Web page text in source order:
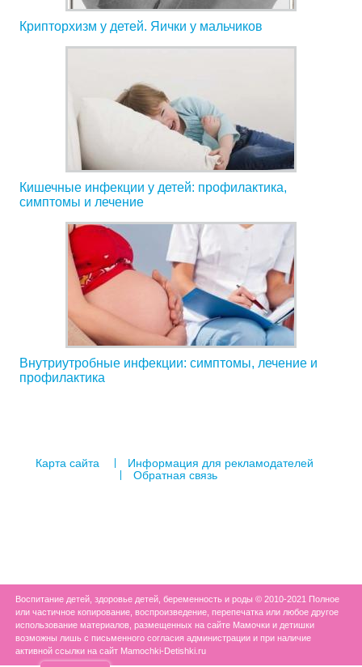
Крипторхизм у детей. Яички у мальчиков
Кишечные инфекции у детей: профилактика,
симптомы и лечение
Внутриутробные инфекции: симптомы, лечение и
профилактика
Карта сайта
Информация для рекламодателей
Обратная связь
Воспитание детей, здоровье детей, беременность и роды © 2010-2021 Полное
или частичное копирование, воспроизведение, перепечатка или любое другое
использование материалов, размещенных на сайте Мамочки и детишки
возможны лишь с письменного согласия администрации и при наличие
активной ссылки на сайт Mamochki-Detishki.ru